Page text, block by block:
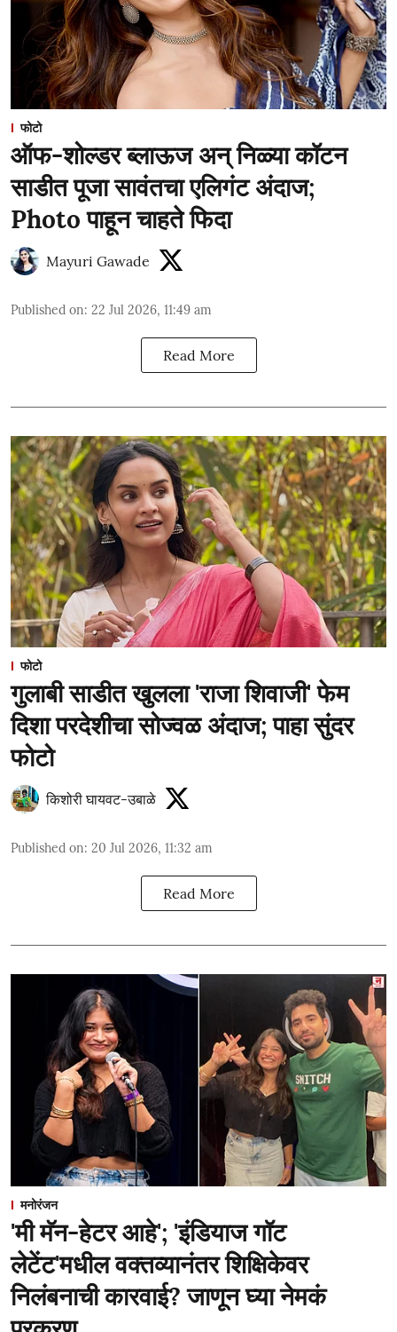
फोटो
ऑफ-शोल्डर ब्लाऊज अन् निळ्या कॉटन
साडीत पूजा सावंतचा एलिगंट अंदाज;
Photo पाहून चाहते फिदा
Mayuri Gawade
Published on: 22 Jul 2026, 11:49 am
Read More
फोटो
गुलाबी साडीत खुलला 'राजा शिवाजी' फेम
दिशा परदेशीचा सोज्वळ अंदाज; पाहा सुंदर
फोटो
किशोरी घायवट-उबाळे
Published on: 20 Jul 2026, 11:32 am
Read More
मनोरंजन
'मी मॅन-हेटर आहे'; 'इंडियाज गॉट
लेटेंट'मधील वक्तव्यानंतर शिक्षिकेवर
निलंबनाची कारवाई? जाणून घ्या नेमकं